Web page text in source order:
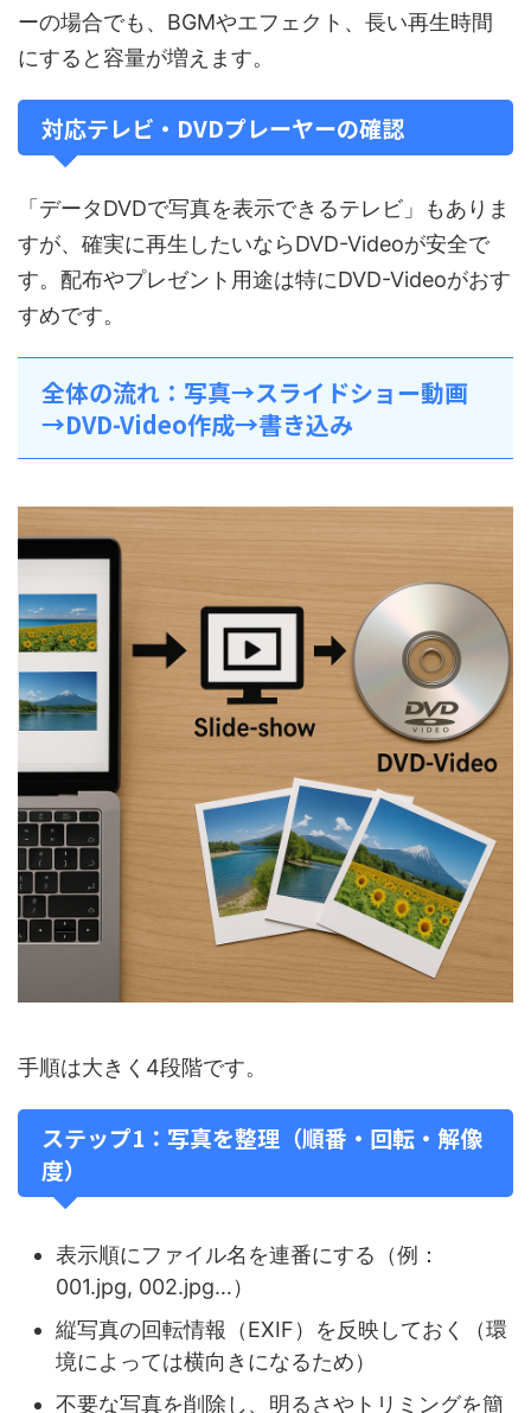
ーの場合でも、BGMやエフェクト、長い再生時間
にすると容量が増えます。
対応テレビ・DVDプレーヤーの確認
「データDVDで写真を表示できるテレビ」もありま
すが、確実に再生したいならDVD-Videoが安全で
す。配布やプレゼント用途は特にDVD-Videoがおす
すめです。
全体の流れ：写真→スライドショー動画
→DVD-Video作成→書き込み
手順は大きく4段階です。
ステップ1：写真を整理（順番・回転・解像
度）
表示順にファイル名を連番にする（例：
001.jpg, 002.jpg…）
縦写真の回転情報（EXIF）を反映しておく（環
境によっては横向きになるため）
不要な写真を削除し、明るさやトリミングを簡